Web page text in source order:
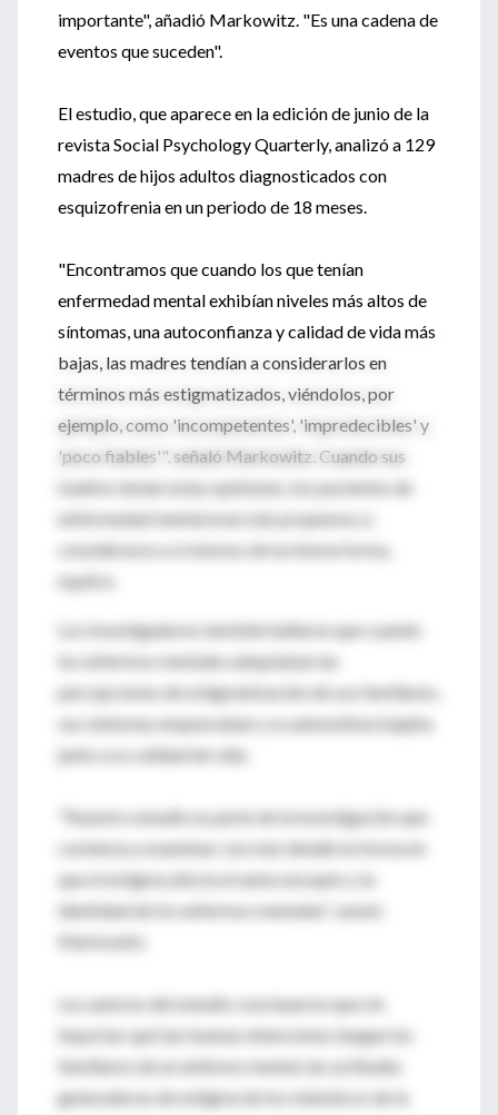
importante", añadió Markowitz. "Es una cadena de
eventos que suceden".
El estudio, que aparece en la edición de junio de la
revista Social Psychology Quarterly, analizó a 129
madres de hijos adultos diagnosticados con
esquizofrenia en un periodo de 18 meses.
"Encontramos que cuando los que tenían
enfermedad mental exhibían niveles más altos de
síntomas, una autoconfianza y calidad de vida más
bajas, las madres tendían a considerarlos en
términos más estigmatizados, viéndolos, por
ejemplo, como 'incompetentes', 'impredecibles' y
'poco fiables'", señaló Markowitz. Cuando sus
madres tenían estas opiniones, los pacientes de
enfermedad mental eran más propensos a
considerarse a sí mismos de la misma forma,
explicó.
Los investigadores también hallaron que cuando
los enfermos mentales adoptaban las
percepciones de estigmatización de sus familiares,
sus síntomas empeoraban y su autoestima bajaba
junto a su calidad de vida.
"Nuestro estudio es parte de la investigación que
comienza a examinar con más detalle la forma en
que el estigma afecta el autoconcepto y la
identidad de los enfermos mentales", anotó
Markowitz.
Los autores del estudio concluyeron que sin
importar qué tan buenas intenciones tengan los
familiares de un enfermo mental, las actitudes
generadoras de estigma de los miembros de la